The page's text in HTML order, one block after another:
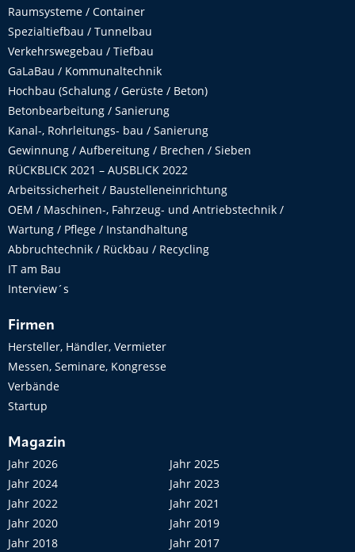
Raumsysteme / Container
Spezialtiefbau / Tunnelbau
Verkehrswegebau / Tiefbau
GaLaBau / Kommunaltechnik
Hochbau (Schalung / Gerüste / Beton)
Betonbearbeitung / Sanierung
Kanal-, Rohrleitungs- bau / Sanierung
Gewinnung / Aufbereitung / Brechen / Sieben
RÜCKBLICK 2021 – AUSBLICK 2022
Arbeitssicherheit / Baustelleneinrichtung
OEM / Maschinen-, Fahrzeug- und Antriebstechnik /
Wartung / Pflege / Instandhaltung
Abbruchtechnik / Rückbau / Recycling
IT am Bau
Interview´s
Firmen
Hersteller, Händler, Vermieter
Messen, Seminare, Kongresse
Verbände
Startup
Magazin
Jahr 2026
Jahr 2025
Jahr 2024
Jahr 2023
Jahr 2022
Jahr 2021
Jahr 2020
Jahr 2019
Jahr 2018
Jahr 2017